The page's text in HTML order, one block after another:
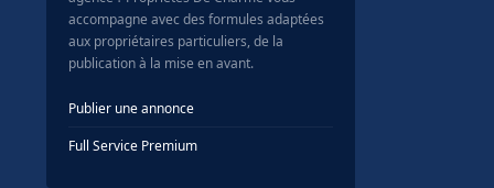
accompagne avec des formules adaptées
aux propriétaires particuliers, de la
publication à la mise en avant.
Publier une annonce
Full Service Premium